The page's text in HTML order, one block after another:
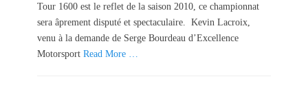
o
n
Tour 1600 est le reflet de la saison 2010, ce championnat
sera âprement disputé et spectaculaire. Kevin Lacroix,
venu à la demande de Serge Bourdeau d’Excellence
Motorsport Read More …